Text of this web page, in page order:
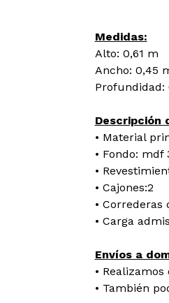
Medidas:
Alto: 0,61 m
Ancho: 0,45
Profundidad:
Descripción
• Material
• Fondo: mdf
•
• Cajones:2
• Correderas
• Carga
Envíos a
•
• También